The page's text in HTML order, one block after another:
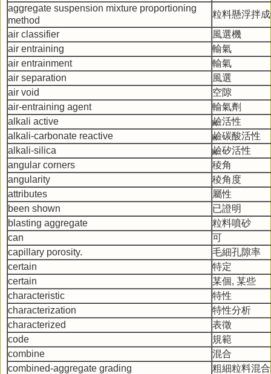
aggregate suspension mixture proportioning
method
粒料懸浮拌
air classifier
風選機
air entraining
輸氣
air entrainment
輸氣
air separation
風選
air void
空隙
air-entraining agent
輸氣劑
alkali active
鹼活性
alkali-carbonate reactive
鹼碳酸活性
alkali-silica
鹼矽活性
angular corners
稜角
angularity
稜角度
attributes
屬性
been shown
已證明
blasting aggregate
粒料噴砂
can
可
capillary porosity.
毛細孔隙率
certain
特定
certain
某個, 某些
characteristic
特性
characterization
特性分析
characterized
表徵
code
規範
combine
混合
combined-aggregate grading
粗細粒料混